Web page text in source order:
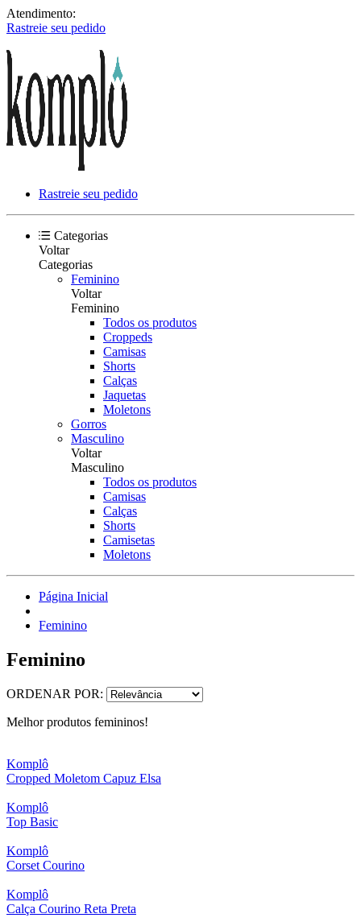
Atendimento:
Rastreie seu pedido
Rastreie seu pedido
Categorias
Voltar
Categorias
Feminino
Voltar
Feminino
Todos os produtos
Croppeds
Camisas
Shorts
Calças
Jaquetas
Moletons
Gorros
Masculino
Voltar
Masculino
Todos os produtos
Camisas
Calças
Shorts
Camisetas
Moletons
Página Inicial
Feminino
Feminino
ORDENAR POR:
Melhor produtos femininos!
Komplô
Cropped Moletom Capuz Elsa
Komplô
Top Basic
Komplô
Corset Courino
Komplô
Calça Courino Reta Preta